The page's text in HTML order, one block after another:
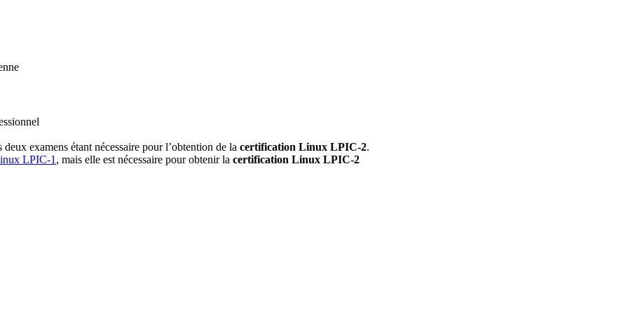
deux examens étant nécessaire pour l’obtention de la certification Linux LPIC-2.
LPIC-1 , mais elle est nécessaire pour obtenir la certification Linux LPIC-2